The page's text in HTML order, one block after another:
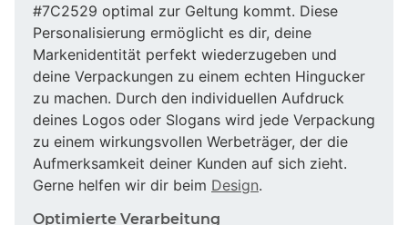
#7C2529 optimal zur Geltung kommt. Diese
Personalisierung ermöglicht es dir, deine
Markenidentität perfekt wiederzugeben und
deine Verpackungen zu einem echten Hingucker
zu machen. Durch den individuellen Aufdruck
deines Logos oder Slogans wird jede Verpackung
zu einem wirkungsvollen Werbeträger, der die
Aufmerksamkeit deiner Kunden auf sich zieht.
Gerne helfen wir dir beim Design.
Optimierte Verarbeitung